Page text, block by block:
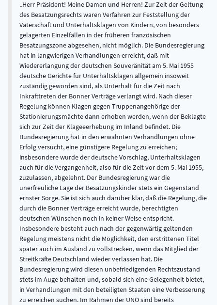
Herr Präsident! Meine Damen und Herren! Zur Zeit der Geltung
des Besatzungsrechts waren Verfahren zur Feststellung der
Vaterschaft und Unterhaltsklagen von Kindern, von besonders
gelagerten Einzelfällen in der früheren französischen
Besatzungszone abgesehen, nicht möglich. Die Bundesregierung
hat in langwierigen Verhandlungen erreicht, daß mit
Wiedererlangung der deutschen Souveränität am 5. Mai 1955
deutsche Gerichte für Unterhaltsklagen allgemein insoweit
zuständig geworden sind, als Unterhalt für die Zeit nach
Inkrafttreten der Bonner Verträge verlangt wird. Nach dieser
Regelung können Klagen gegen Truppenangehörige der
Stationierungsmächte dann erhoben werden, wenn der Beklagte
sich zur Zeit der Klageeerhebung im Inland befindet. Die
Bundesregierung hat in den erwähnten Verhandlungen ohne
Erfolg versucht, eine günstigere Regelung zu erreichen;
insbesondere wurde der deutsche Vorschlag, Unterhaltsklagen
auch für die Vergangenheit, also für die Zeit vor dem 5. Mai 1955,
zuzulassen, abgelehnt. Der Bundesregierung war die
unerfreuliche Lage der Besatzungskinder stets ein Gegenstand
ernster Sorge. Sie ist sich auch darüber klar, daß die Regelung, die
durch die Bonner Verträge erreicht wurde, berechtigten
deutschen Wünschen noch in keiner Weise entspricht.
Insbesondere besteht auch nach der gegenwärtig geltenden
Regelung meistens nicht die Möglichkeit, den erstrittenen Titel
später auch im Ausland zu vollstrecken, wenn das Mitglied der
Streitkräfte Deutschland wieder verlassen hat. Die
Bundesregierung wird diesen unbefriedigenden Rechtszustand
stets im Auge behalten und, sobald sich eine Gelegenheit bietet,
in Verhandlungen mit den beteiligten Staaten eine Verbesserung
zu erreichen suchen. Im Rahmen der UNO sind bereits